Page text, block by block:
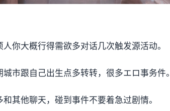
你大概行得需欲多对话几次触发源活动。
市跟自己出生点多转转，很多エロ事务件。
其他聊天，碰到事件不要着急过剧情。